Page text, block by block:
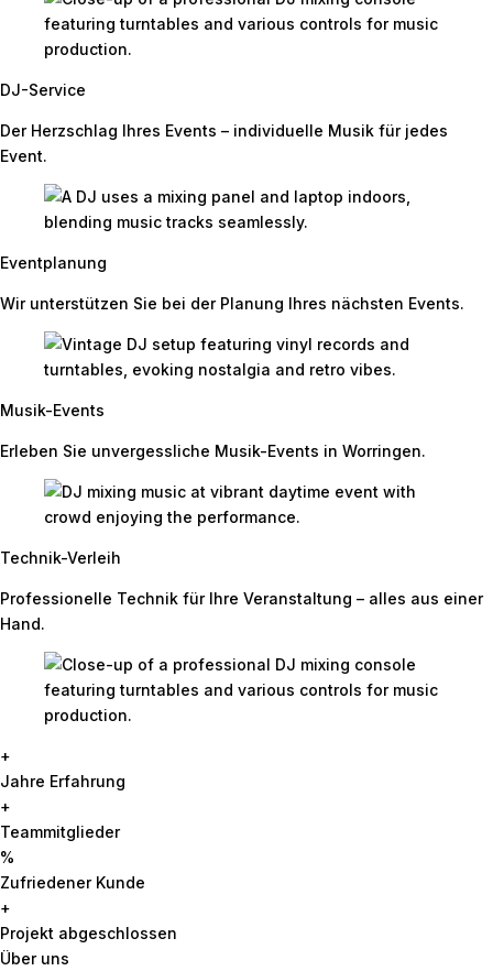
DJ-Service
Der Herzschlag Ihres Events – individuelle Musik für jedes
Event.
Eventplanung
Wir unterstützen Sie bei der Planung Ihres nächsten Events.
Musik-Events
Erleben Sie unvergessliche Musik-Events in Worringen.
Technik-Verleih
Professionelle Technik für Ihre Veranstaltung – alles aus einer
Hand.
+
Jahre Erfahrung
+
Teammitglieder
%
Zufriedener Kunde
+
Projekt abgeschlossen
Über uns